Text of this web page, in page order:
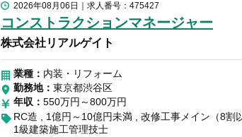
2026年08月06日 求人番号：475427
コンストラクションマネージャー
株式会社リアルゲイト
業種： 内装・リフォーム
勤務地
東京都渋谷区
年収
550万円～800万円
RC造
1億円～10億円未満 改修工事メイン（8割
1級建築施工管理技士